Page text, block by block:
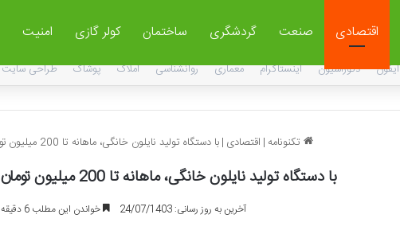
اقتصادی صنعت گردشگری ساختمان کولر گازی امنیت
آیفون دکوراسیون اینستاگرام معماری روانشناسی املاک پوشاک طراحی سایت
تکنونامه | اقتصادی | با دستگاه تولید نایلون خانگی، ماهانه تا 200 میلیون تومان سود خالص کسب کن!
با دستگاه تولید نایلون خانگی، ماهانه تا 200 میلیون تومان سود خالص کسب کن!
آخرین به روز رسانی: 24/07/1403 خواندن این مطلب 6 دقیقه زمان میبرد